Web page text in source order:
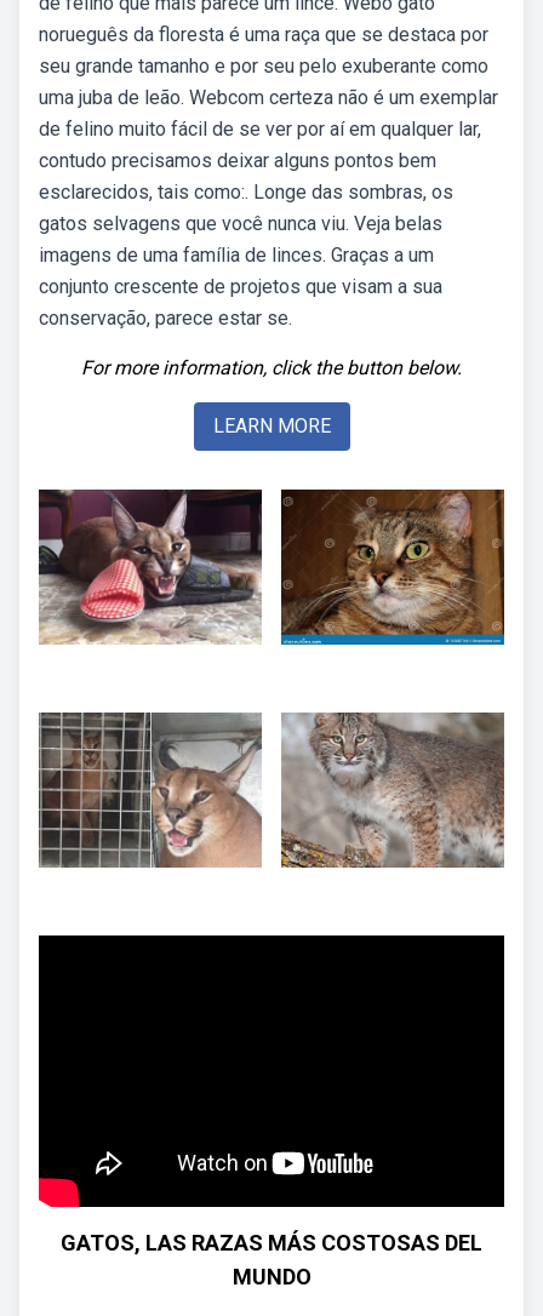
norueguês da floresta é uma raça que se destaca por
seu grande tamanho e por seu pelo exuberante como
uma juba de leão. Webcom certeza não é um exemplar
de felino muito fácil de se ver por aí em qualquer lar,
contudo precisamos deixar alguns pontos bem
esclarecidos, tais como:. Longe das sombras, os
gatos selvagens que você nunca viu. Veja belas
imagens de uma família de linces. Graças a um
conjunto crescente de projetos que visam a sua
conservação, parece estar se.
For more information, click the button below.
LEARN MORE
GATOS, LAS RAZAS MÁS COSTOSAS DEL
MUNDO